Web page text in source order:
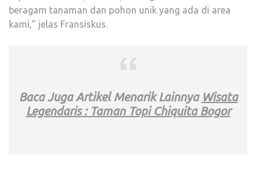
beragam tanaman dan pohon unik yang ada di area
kami,” jelas Fransiskus.
Baca Juga Artikel Menarik Lainnya Wisata
Legendaris : Taman Topi Chiquita Bogor